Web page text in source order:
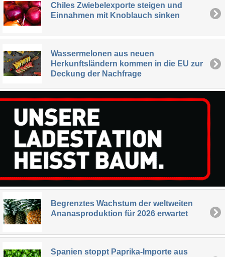
Chiles Zwiebelexporte steigen und
Einnahmen mit Knoblauch sinken
Wassermelonen aus neuen
Herkunftsländern kommen in die EU zur
Deckung der Nachfrage
Begrenztes Wachstum der weltweiten
Ananasproduktion für 2026 erwartet
Spanien stoppt Paprika-Importe aus